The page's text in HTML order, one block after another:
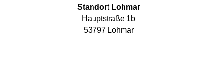
Standort Lohmar
Hauptstraße 1b
53797 Lohmar